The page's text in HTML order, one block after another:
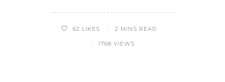
62 LIKES 2 MINS READ
1768 VIEWS